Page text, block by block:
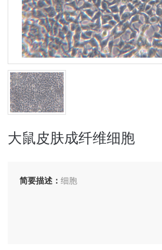
大鼠皮肤成纤维细胞
简要描述：细胞